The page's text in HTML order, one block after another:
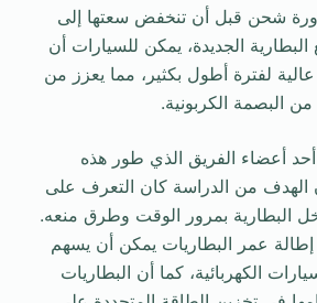
عادةً 2400 دورة شحن قبل أن تنخفض سعتها إلى
الجديدة، يمكن للسيارات أن
لفترة أطول بكثير، مما يعزز من
من البصمة الكربونية.
أحد أعضاء الفريق الذي طور هذه
الهدف من الدراسة كان التعرف على
البطارية بمرور الوقت وطرق منعه.
إطالة عمر البطاريات يمكن أن يسهم
الكهربائية، كما أن البطاريات